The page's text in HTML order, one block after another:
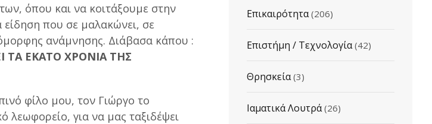
όπου και να κοιτάξουμε στην
είδηση που σε μαλακώνει, σε
ανάμνησης. Διάβασα κάπου :
ΤΑ ΕΚΑΤΟ ΧΡΟΝΙΑ ΤΗΣ
φίλο μου, τον Γιώργο το
λεωφορείο, για να μας ταξιδέψει
Επικαιρότητα(206)
Επιστήμη / Τεχνολογία(42)
Θρησκεία(3)
Ιαματικά Λουτρά(26)